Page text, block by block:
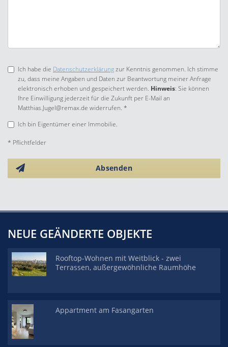
Ich habe die Datenschutzerklärungzur Kenntnis genommen. Ich stimme
zu, dass meine Angaben und Daten zur Beantwortung meiner Anfrage
elektronisch erhoben und gespeichert werden. Hinweis: Sie können
Ihre Einwilligung jederzeit für die Zukunft per E-Mail an
Matthias.Jugel@remax.de widerrufen. *
Ich bin Eigentümer einer Immobilie.
* Pflichtfelder
Absenden
NEUE GEÄNDERTE OBJEKTE
Rooftop-Wohnen mit Weitblick - zwei
Terrassen, außergewöhnliche Raumhöhe
Appartment am Fasangarten